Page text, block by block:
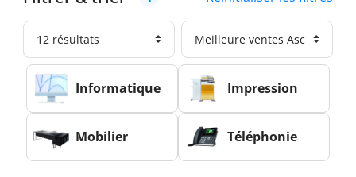
Informatique Impression
Mobilier Téléphonie